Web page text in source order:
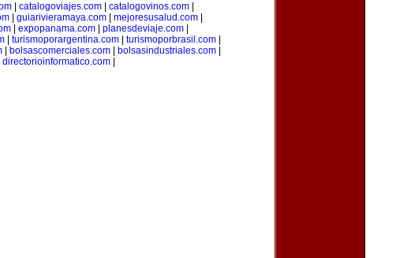
catalogoviajes.com catalogovinos.com
| guiarivieramaya.com| mejoresusalud.com|
expopanama.com planesdeviaje.com
turismoporargentina.com turismoporbrasil.com
bolsascomerciales.com bolsasindustriales.com
directorioinformatico.com|